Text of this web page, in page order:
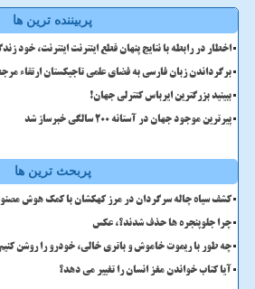
پربیننده ترین ها
اخطار در رابطه با نتایج پنهان قطع اینترنت اینترنت، خود
برگرداندن زبان فارسی به فضای علمی تاجیکستان ارتقاء
ببینید بزرگترین ایرباس کنترلی جهان!
پیرترین موجود جهان در آستانه ۲۰۰ سالگی خبرساز شد
پربحث ترین ها
کشف سیاه چاله سرگردان در مرز کهکشان با کمک هوش
چرا جلوپنجره ها حذف شدند؟، عکس
چه طور با ریموت خاموش و باتری خالی، خودرو را روشن
آیا کتاب خواندن مغز انسان را تغییر می دهد؟